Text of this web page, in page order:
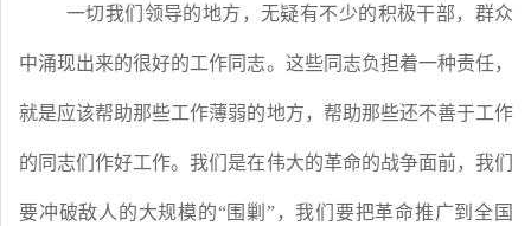
一切我们领导的地方，无疑有不少的积极干部，群众
中涌现出来的很好的工作同志。这些同志负担着一种责任，
就是应该帮助那些工作薄弱的地方，帮助那些还不善于工作
的同志们作好工作。我们是在伟大的革命的战争面前，我们
要冲破敌人的大规模的“围剿”，我们要把革命推广到全国